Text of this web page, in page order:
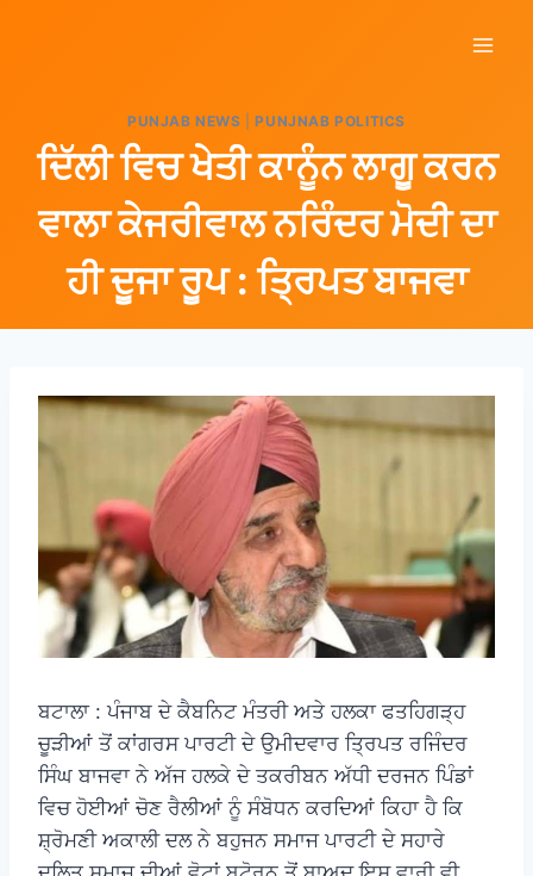
PUNJAB NEWS |PUNJNAB POLITICS
ਦਿੱਲੀ ਵਿਚ ਖੇਤੀ ਕਾਨੂੰਨ ਲਾਗੂ ਕਰਨ
ਵਾਲਾ ਕੇਜਰੀਵਾਲ ਨਰਿੰਦਰ ਮੋਦੀ ਦਾ
ਹੀ ਦੂਜਾ ਰੂਪ : ਤ੍ਰਿਪਤ ਬਾਜਵਾ
ਬਟਾਲਾ : ਪੰਜਾਬ ਦੇ ਕੈਬਨਿਟ ਮੰਤਰੀ ਅਤੇ ਹਲਕਾ ਫਤਹਿਗੜ੍ਹ
ਚੂੜੀਆਂ ਤੋਂ ਕਾਂਗਰਸ ਪਾਰਟੀ ਦੇ ਉਮੀਦਵਾਰ ਤ੍ਰਿਪਤ ਰਜਿੰਦਰ
ਸਿੰਘ ਬਾਜਵਾ ਨੇ ਅੱਜ ਹਲਕੇ ਦੇ ਤਕਰੀਬਨ ਅੱਧੀ ਦਰਜਨ ਪਿੰਡਾਂ
ਵਿਚ ਹੋਈਆਂ ਚੋਣ ਰੈਲੀਆਂ ਨੂੰ ਸੰਬੋਧਨ ਕਰਦਿਆਂ ਕਿਹਾ ਹੈ ਕਿ
ਸ਼੍ਰੋਮਣੀ ਅਕਾਲੀ ਦਲ ਨੇ ਬਹੁਜਨ ਸਮਾਜ ਪਾਰਟੀ ਦੇ ਸਹਾਰੇ